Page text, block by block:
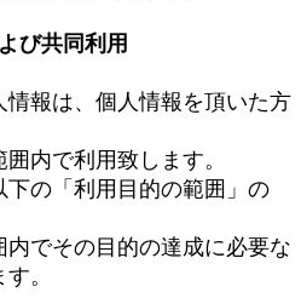
び共同利用
報は、個人情報を頂いた方
内で利用致します。
の「利用目的の範囲」の
でその目的の達成に必要な
。